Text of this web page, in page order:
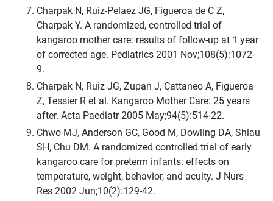
Charpak N, Ruiz-Pelaez JG, Figueroa de C Z,
Charpak Y. A randomized, controlled trial of
kangaroo mother care: results of follow-up at 1 year
of corrected age. Pediatrics 2001 Nov;108(5):1072-
9.
Charpak N, Ruiz JG, Zupan J, Cattaneo A, Figueroa
Z, Tessier R et al. Kangaroo Mother Care: 25 years
after. Acta Paediatr 2005 May;94(5):514-22.
Chwo MJ, Anderson GC, Good M, Dowling DA, Shiau
SH, Chu DM. A randomized controlled trial of early
kangaroo care for preterm infants: effects on
temperature, weight, behavior, and acuity. J Nurs
Res 2002 Jun;10(2):129-42.